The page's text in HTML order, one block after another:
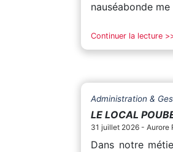
nauséabonde
Continuer la lecture
Administration &
LE LOCAL
31 juillet 2026 - Aurore
Dans notre